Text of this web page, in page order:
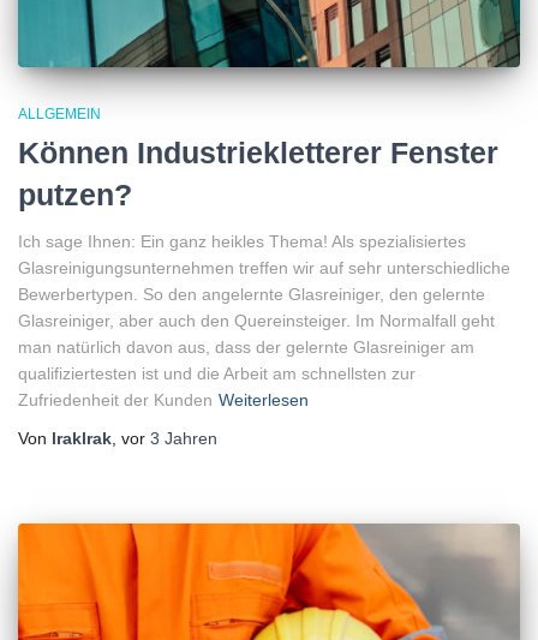
ALLGEMEIN
Können Industriekletterer Fenster
putzen?
Ich sage Ihnen: Ein ganz heikles Thema! Als spezialisiertes
Glasreinigungsunternehmen treffen wir auf sehr unterschiedliche
Bewerbertypen. So den angelernte Glasreiniger, den gelernte
Glasreiniger, aber auch den Quereinsteiger. Im Normalfall geht
man natürlich davon aus, dass der gelernte Glasreiniger am
qualifiziertesten ist und die Arbeit am schnellsten zur
Zufriedenheit der Kunden Weiterlesen
Von lraklrak , vor 3 Jahren